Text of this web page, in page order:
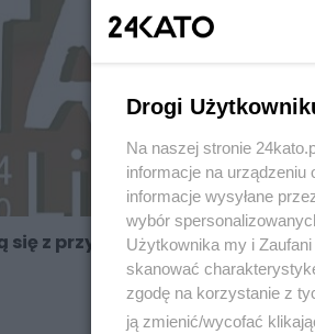
się z przyrodą za sprawą
Drogi
Na naszej stronie
informacje na urządzeniu
informacje wysyłane
wybór
Użytkownika my i
skanować
zgodę na korzystanie z
ją zmienić/wycofać